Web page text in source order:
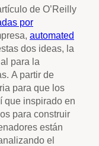
de O’Reilly
por
automated
dos ideas, la
para la
A partir de
para que los
que inspirado en
para construir
están
el